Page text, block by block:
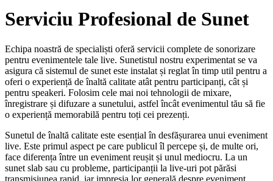
Serviciu Profesional de Sunet
Echipa noastră de specialiști oferă servicii complete de sonorizare
pentru evenimentele tale live. Sunetistul nostru experimentat se va
asigura că sistemul de sunet este instalat și reglat în timp util pentru a
oferi o experiență de înaltă calitate atât pentru participanți, cât și
pentru speakeri. Folosim cele mai noi tehnologii de mixare,
înregistrare și difuzare a sunetului, astfel încât evenimentul tău să fie
o experiență memorabilă pentru toți cei prezenți.
Sunetul de înaltă calitate este esențial în desfășurarea unui eveniment
live. Este primul aspect pe care publicul îl percepe și, de multe ori,
face diferența între un eveniment reușit și unul mediocru. La un
sunet slab sau cu probleme, participanții la live-uri pot părăsi
transmisiunea rapid, iar impresia lor generală despre eveniment